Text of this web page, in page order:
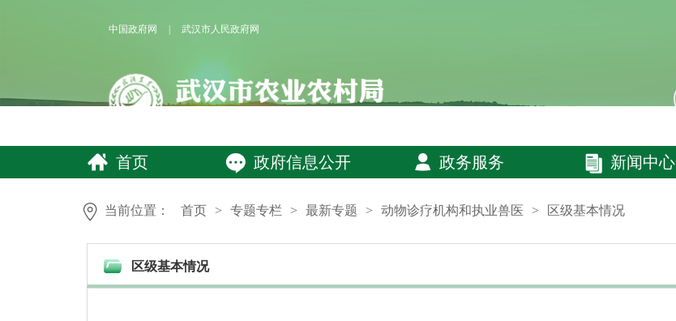
中国政府网 武汉市人民政府网
首页 政府信息公开 政务服务 新闻中心
当前位置： 首页 > 专题专栏 > 最新专题 > 动物诊疗机构和执业兽医 > 区级基本情况
区级基本情况